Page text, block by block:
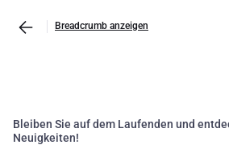
Breadcrumb anzeigen
Bleiben Sie auf dem Laufenden und
Neuigkeiten!